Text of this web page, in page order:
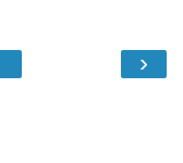
›